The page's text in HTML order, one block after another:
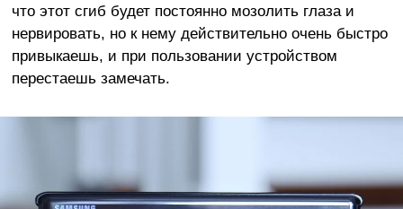
что этот сгиб будет постоянно мозолить глаза и
нервировать, но к нему действительно очень быстро
привыкаешь, и при пользовании устройством
перестаешь замечать.